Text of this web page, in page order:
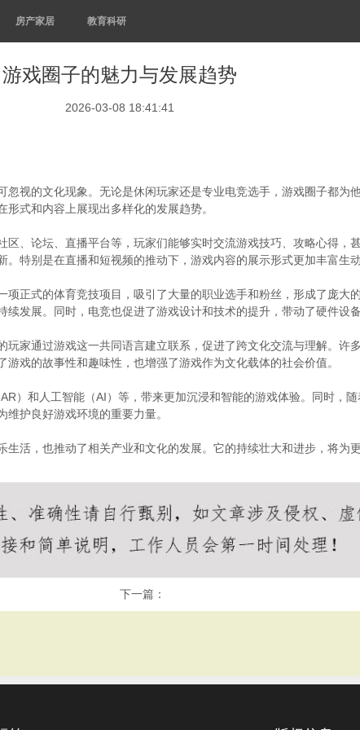
房产家居 教育科研
游戏圈子的魅力与发展趋势
2026-03-08 18:41:41
视的文化现象。无论是休闲玩家还是专业电竞选手，游戏圈子都为
式和内容上展现出多样化的发展趋势。
、论坛、直播平台等，玩家们能够实时交流游戏技巧、攻略心得，
特别是在直播和短视频的推动下，游戏内容的展示形式更加丰富生
正式的体育竞技项目，吸引了大量的职业选手和粉丝，形成了庞大
发展。同时，电竞也促进了游戏设计和技术的提升，带动了硬件设
家通过游戏这一共同语言建立联系，促进了跨文化交流与理解。许
戏的故事性和趣味性，也增强了游戏作为文化载体的社会价值。
）和人工智能（AI）等，带来更加沉浸和智能的游戏体验。同时，
护良好游戏环境的重要力量。
活，也推动了相关产业和文化的发展。它的持续壮大和进步，将为
下一篇：